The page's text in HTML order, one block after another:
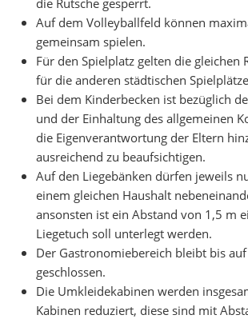
Auf dem Volleyballfeld können
gemeinsam spielen.
Für den Spielplatz gelten die gleichen
für die anderen städtischen
Bei dem Kinderbecken ist bezüglich
und der Einhaltung des allgemeinen
die Eigenverantwortung der Eltern
ausreichend zu beaufsichtigen.
Auf den Liegebänken dürfen jeweils
einem gleichen Haushalt
ansonsten ist ein Abstand von 1,5 m
Liegetuch soll unterlegt werden.
Der Gastronomiebereich bleibt bis
geschlossen.
Die Umkleidekabinen werden
Kabinen reduziert, diese sind mit